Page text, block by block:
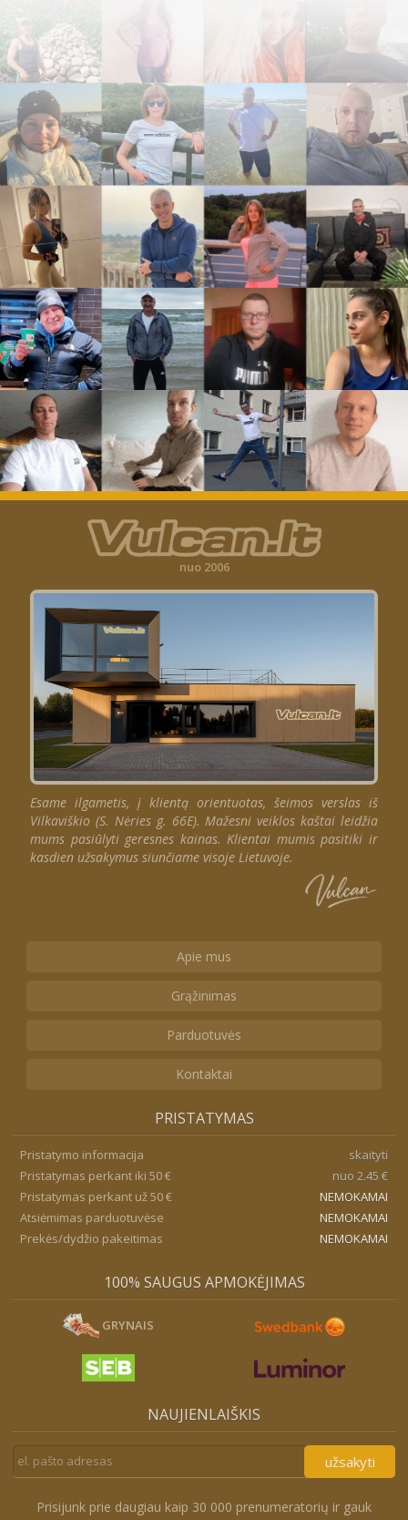
nuo 2006
Esame ilgametis, į klientą orientuotas, šeimos verslas iš
Vilkaviškio (S. Nėries g. 66E). Mažesni veiklos kaštai leidžia
mums pasiūlyti geresnes kainas. Klientai mumis pasitiki ir
kasdien užsakymus siunčiame visoje Lietuvoje.
Apie mus
Grąžinimas
Parduotuvės
Kontaktai
PRISTATYMAS
Pristatymo informacija
skaityti
Pristatymas perkant iki 50 €
nuo 2.45 €
Pristatymas perkant už 50 €
NEMOKAMAI
Atsiėmimas parduotuvėse
NEMOKAMAI
Prekės/dydžio pakeitimas
NEMOKAMAI
100% SAUGUS APMOKĖJIMAS
GRYNAIS
NAUJIENLAIŠKIS
užsakyti
Prisijunk prie daugiau kaip 30 000 prenumeratorių ir gauk